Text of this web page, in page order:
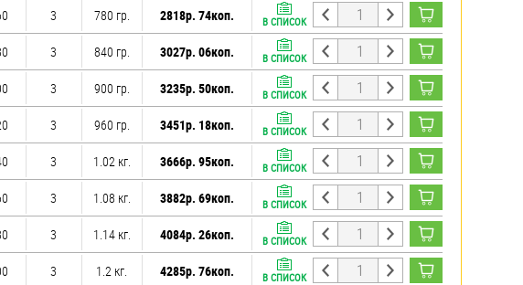
3 780 гр. 2818р. 74коп. В СПИСОК
3 840 гр. 3027р. 06коп. В СПИСОК
3 900 гр. 3235р. 50коп. В СПИСОК
3 960 гр. 3451р. 18коп. В СПИСОК
3 1.02 кг. 3666р. 95коп. В СПИСОК
3 1.08 кг. 3882р. 69коп. В СПИСОК
3 1.14 кг. 4084р. 26коп. В СПИСОК
3 1.2 кг. 4285р. 76коп. В СПИСОК